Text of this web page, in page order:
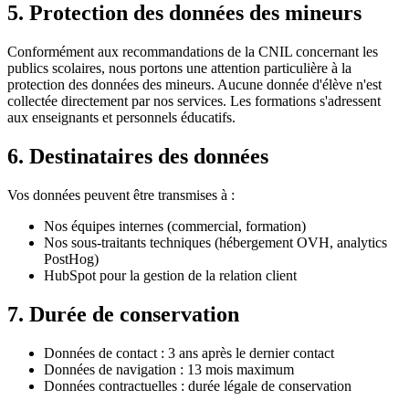
5. Protection des données des mineurs
Conformément aux recommandations de la CNIL concernant les
publics scolaires, nous portons une attention particulière à la
protection des données des mineurs. Aucune donnée d'élève n'est
collectée directement par nos services. Les formations s'adressent
aux enseignants et personnels éducatifs.
6. Destinataires des données
Vos données peuvent être transmises à :
Nos équipes internes (commercial, formation)
Nos sous-traitants techniques (hébergement OVH, analytics
PostHog)
HubSpot pour la gestion de la relation client
7. Durée de conservation
Données de contact : 3 ans après le dernier contact
Données de navigation : 13 mois maximum
Données contractuelles : durée légale de conservation